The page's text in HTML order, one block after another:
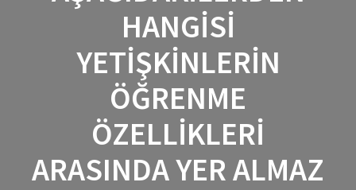
HANGISI
YETIŞKINLERIN
ÖĞRENME
ÖZELLIKLERI
ARASINDA YER ALMAZ